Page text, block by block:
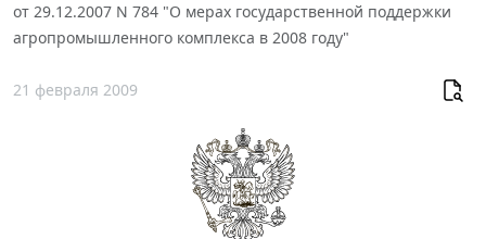
от 29.12.2007 N 784 "О мерах государственной поддержки
агропромышленного комплекса в 2008 году"
21 февраля 2009